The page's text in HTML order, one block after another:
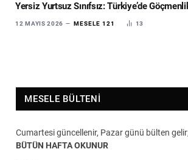
Yersiz Yurtsuz Sınıfsız: Türkiye’de
12 MAYIS 2026 MESELE 121 13
MESELE BÜLTENI
Cumartesi güncellenir, Pazar günü bülten
BÜTÜN HAFTA OKUNUR